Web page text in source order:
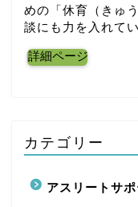
めの「休育（きゅ
談にも力を入れて
詳細ページ
カテゴリー
アスリートサポ